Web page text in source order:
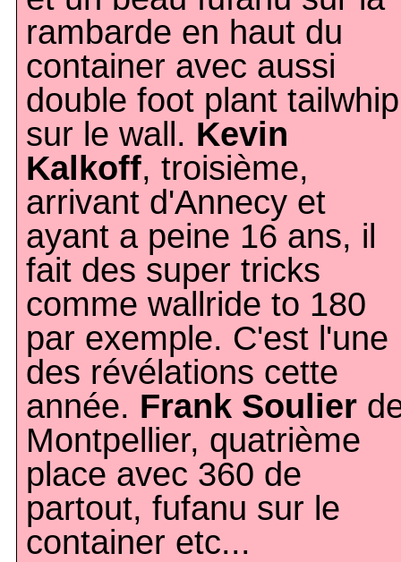
rambarde en haut du
container avec aussi
double foot plant tailwhip
sur le wall. Kevin
Kalkoff, troisième,
arrivant d'Annecy et
ayant a peine 16 ans, il
fait des super tricks
comme wallride to 180
par exemple. C'est l'une
des révélations cette
année. Frank Soulier
Montpellier, quatrième
place avec 360 de
partout, fufanu sur le
container etc...